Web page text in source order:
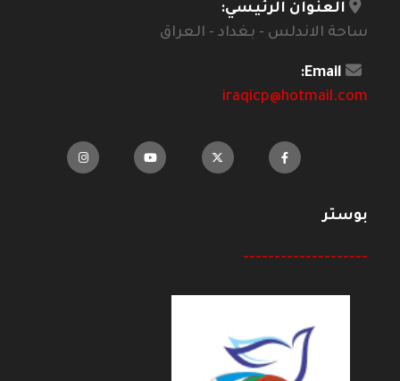
العنوان الرئيسي:
ساحة الاندلس - بغداد - العراق
Email:
iraqicp@hotmail.com
بوستر
--------------------